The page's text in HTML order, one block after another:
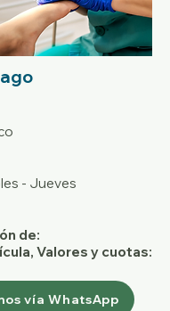
- Jueves
de:
Valores y cuotas:
vía WhatsApp